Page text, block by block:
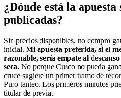
¿Dónde está la apuesta
publicadas?
Sin precios disponibles, no compro
inicial. Mi apuesta preferida, si el
razonable, sería empate al
seca. No porque Cusco no pueda
cruce sugiere un primer tramo de
Puro tanteo. Los primeros minutos
titular de previa.